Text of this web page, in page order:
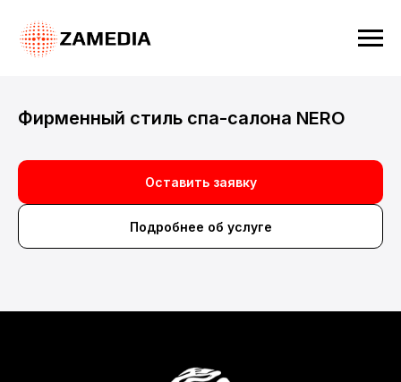
Фирменный стиль спа-салона NERO
Оставить заявку
Подробнее об услуге